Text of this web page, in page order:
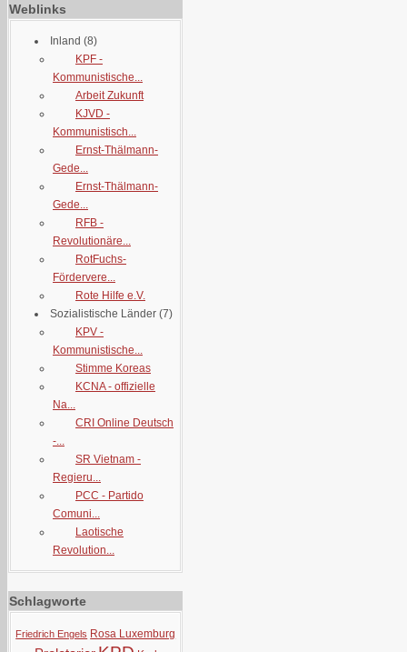
Weblinks
Inland (8)
KPF -
Kommunistische...
Arbeit Zukunft
KJVD -
Kommunistisch...
Ernst-Thälmann-
Gede...
Ernst-Thälmann-
Gede...
RFB -
Revolutionäre...
RotFuchs-
Fördervere...
Rote Hilfe e.V.
Sozialistische Länder (7)
KPV -
Kommunistische...
Stimme Koreas
KCNA - offizielle
Na...
CRI Online Deutsch
-...
SR Vietnam -
Regieru...
PCC - Partido
Comuni...
Laotische
Revolution...
Schlagworte
Friedrich Engels Rosa Luxemburg